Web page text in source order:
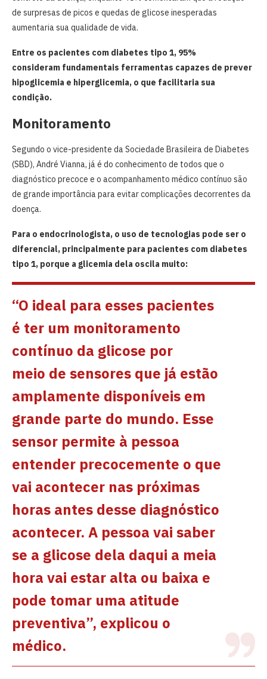
de surpresas de picos e quedas de glicose inesperadas
aumentaria sua qualidade de vida.
Entre os pacientes com diabetes tipo 1, 95%
consideram fundamentais ferramentas capazes de prever
hipoglicemia e hiperglicemia, o que facilitaria sua
condição.
Monitoramento
Segundo o vice-presidente da Sociedade Brasileira de Diabetes
(SBD), André Vianna, já é do conhecimento de todos que o
diagnóstico precoce e o acompanhamento médico contínuo são
de grande importância para evitar complicações decorrentes da
doença.
Para o endocrinologista, o uso de tecnologias pode ser o
diferencial, principalmente para pacientes com diabetes
tipo 1, porque a glicemia dela oscila muito:
“O ideal para esses pacientes
é ter um monitoramento
contínuo da glicose por
meio de sensores que já estão
amplamente disponíveis em
grande parte do mundo. Esse
sensor permite à pessoa
entender precocemente o que
vai acontecer nas próximas
horas antes desse diagnóstico
acontecer. A pessoa vai saber
se a glicose dela daqui a meia
hora vai estar alta ou baixa e
pode tomar uma atitude
preventiva”, explicou o
médico.